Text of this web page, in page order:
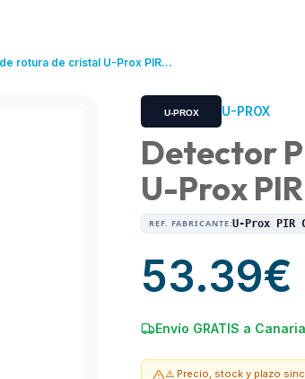
rotura de cristal U-Prox PIR
U-PROX
Detector
U-Prox
REF. FABRICANTE:U-Prox PIR
53.39€
Envío GRATIS a
⚠️ Precio, stock y plazo